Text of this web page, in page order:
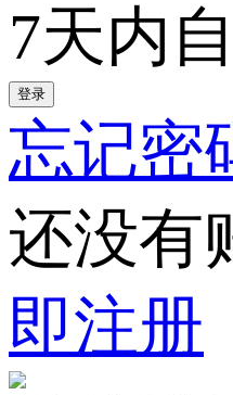
7天内
登录
忘记密
还没有
即注册